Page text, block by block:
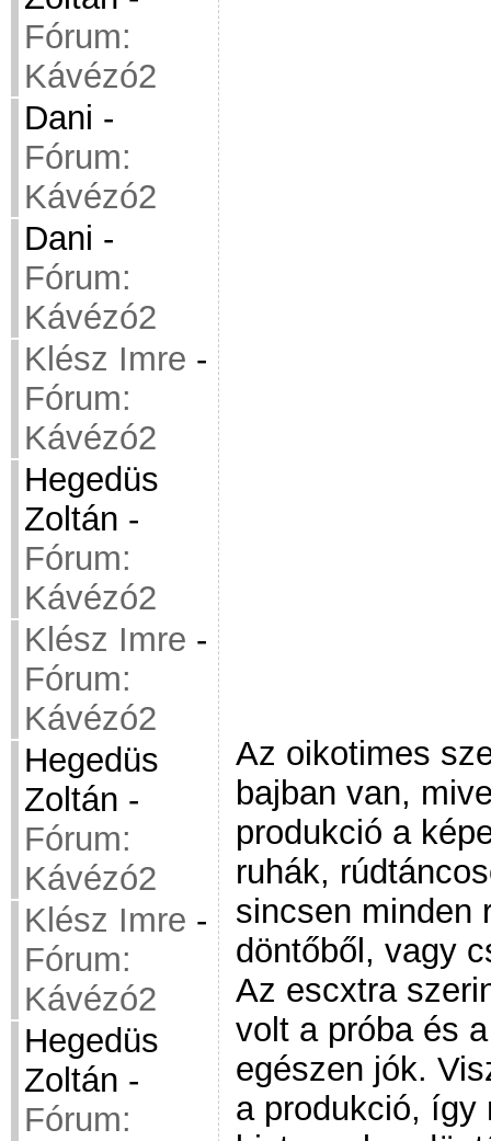
Fórum:
Kávézó2
Dani -
Fórum:
Kávézó2
Dani -
Fórum:
Kávézó2
Klész Imre -
Fórum:
Kávézó2
Hegedüs
Zoltán -
Fórum:
Kávézó2
Klész Imre -
Fórum:
Kávézó2
Hegedüs
Zoltán -
Fórum:
Kávézó2
Klész Imre -
Fórum:
Kávézó2
Hegedüs
Zoltán -
Fórum:
Az oikotimes
bajban van,
produkció a
ruhák,
sincsen minden
döntőből, vagy
Az escxtra
volt a próba és
egészen jók.
a produkció, így